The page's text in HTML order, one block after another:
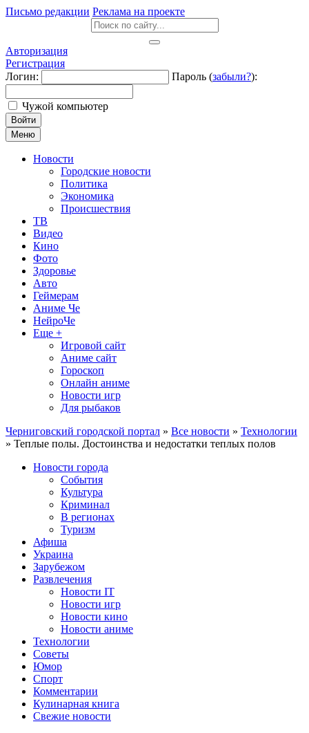
Письмо редакции Реклама на проекте
Авторизация
Регистрация
Логин:
Пароль (забыли?):
Чужой компьютер
Войти
Меню
Новости
Городские новости
Политика
Экономика
Происшествия
ТВ
Видео
Кино
Фото
Здоровье
Авто
Геймерам
Аниме Че
НейроЧе
Еще +
Игровой сайт
Аниме сайт
Гороскоп
Онлайн аниме
Новости игр
Для рыбаков
Черниговский городской портал » Все новости » Технологии
» Теплые полы. Достоинства и недостатки теплых полов
Новости города
События
Культура
Криминал
В регионах
Туризм
Афиша
Украина
Зарубежом
Развлечения
Новости IT
Новости игр
Новости кино
Новости аниме
Технологии
Советы
Юмор
Спорт
Комментарии
Кулинарная книга
Свежие новости